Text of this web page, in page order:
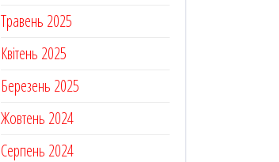
Травень 2025
Квітень 2025
Березень 2025
Жовтень 2024
Серпень 2024